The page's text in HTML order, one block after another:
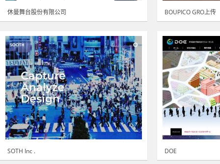
休曼舞台股份有限公司 BOUPICO GRO上传
SOTH Inc . DOE